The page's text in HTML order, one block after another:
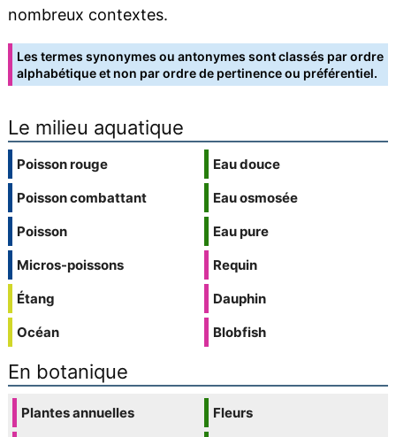
nombreux contextes.
Les termes synonymes ou antonymes sont classés par ordre
alphabétique et non par ordre de pertinence ou préférentiel.
Le milieu aquatique
Poisson rouge
Poisson combattant
Poisson
Micros-poissons
Étang
Océan
Eau douce
Eau osmosée
Eau pure
Requin
Dauphin
Blobfish
En botanique
Plantes annuelles
Fleurs